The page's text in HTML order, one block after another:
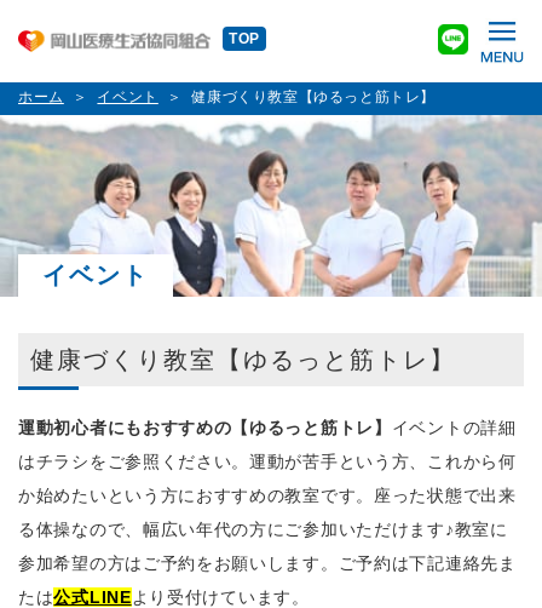
TOP
ホーム イベント 健康づくり教室【ゆるっと筋トレ】
イベント
健康づくり教室【ゆるっと筋トレ】
運動初心者にもおすすめの【ゆるっと筋トレ】 イベントの詳細
はチラシをご参照ください。運動が苦手という方、これから何
か始めたいという方におすすめの教室です。座った状態で出来
る体操なので、幅広い年代の方にご参加いただけます♪教室に
参加希望の方はご予約をお願いします。ご予約は下記連絡先ま
たは公式LINEより受付けています。